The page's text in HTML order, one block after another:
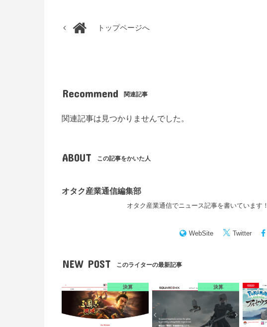
トップページへ
Recommend 関連記事
関連記事は見つかりませんでした。
ABOUT この記事をかいた人
オタク産業通信編集部
オタク産業通信でニュース記事を書いています！
WebSite Twitter
NEW POST このライターの最新記事
決算 決算